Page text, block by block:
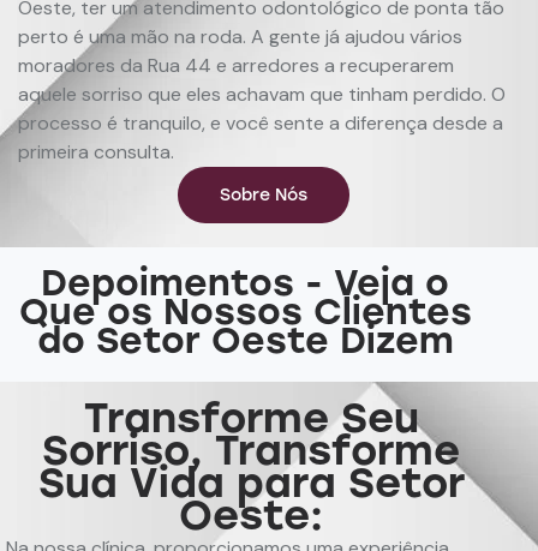
Oeste, ter um atendimento odontológico de ponta tão
perto é uma mão na roda. A gente já ajudou vários
moradores da Rua 44 e arredores a recuperarem
aquele sorriso que eles achavam que tinham perdido. O
processo é tranquilo, e você sente a diferença desde a
primeira consulta.
Sobre Nós
Depoimentos - Veja o
Que os Nossos Clientes
do Setor Oeste Dizem
Transforme Seu
Sorriso, Transforme
Sua Vida para Setor
Oeste: